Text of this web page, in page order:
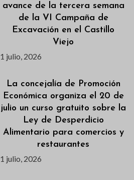
avance de la tercera semana
de la VI Campaña de
Excavación en el Castillo
Viejo
1 julio, 2026
La concejalía de Promoción
Económica organiza el 20 de
julio un curso gratuito sobre la
Ley de Desperdicio
Alimentario para comercios y
restaurantes
1 julio, 2026